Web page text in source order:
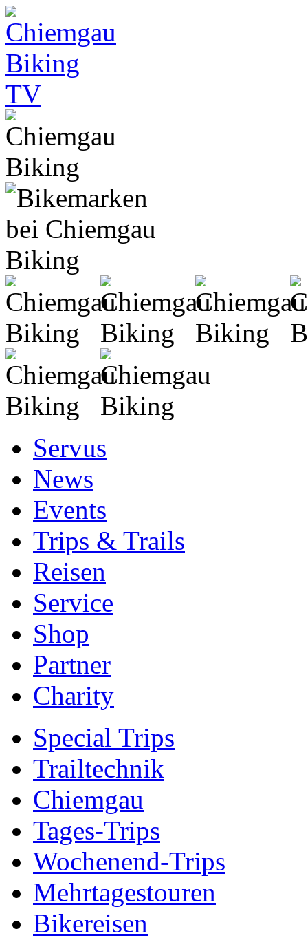
Servus
News
Events
Trips & Trails
Reisen
Service
Shop
Partner
Charity
Special Trips
Trailtechnik
Chiemgau
Tages-Trips
Wochenend-Trips
Mehrtagestouren
Bikereisen